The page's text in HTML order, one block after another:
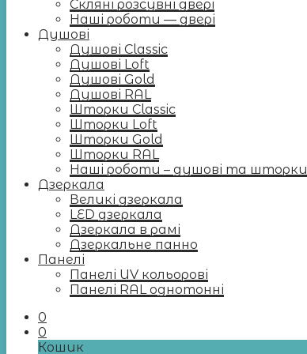
Скляні розсувні двері
Наші роботи — двері
Душові
Душові Classic
Душові Loft
Душові Gold
Душові RAL
Шторки Classic
Шторки Loft
Шторки Gold
Шторки RAL
Наші роботи – душові та шторки
Дзеркала
Великі дзеркала
LED дзеркала
Дзеркала в рамі
Дзеркальне панно
Панелі
Панелі UV кольорові
Панелі RAL однотонні
0
0
Кошик